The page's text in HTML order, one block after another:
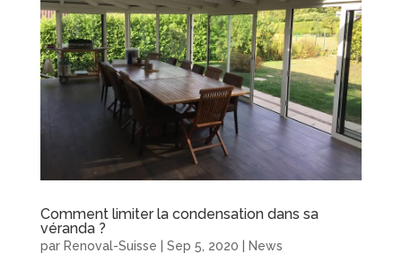
Comment limiter la condensation dans sa
véranda ?
par Renoval-Suisse Sep 5, 2020 News